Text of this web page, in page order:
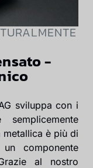
-
sviluppa con i
è più di
componente
al nostro